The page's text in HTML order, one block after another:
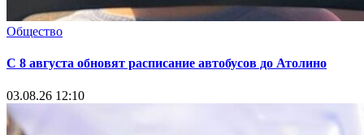
Общество
С 8 августа обновят расписание автобусов до Атолино
03.08.26 12:10